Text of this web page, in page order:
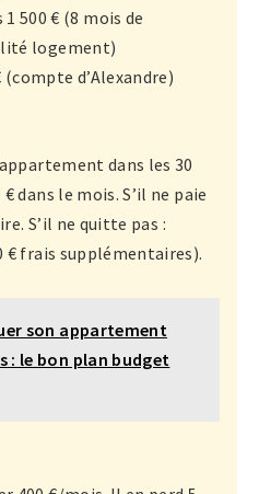
500 € (8 mois de
logement)
(compte d’Alexandre)
dans les 30
dans le mois. S’il ne paie
S’il ne quitte pas :
€ frais supplémentaires).
son appartement
: le bon plan budget